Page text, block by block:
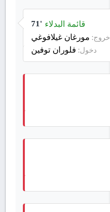
71' قائمة البدلاء
خروج: مورغان غيلافوغي
دخول: فلوران توفين